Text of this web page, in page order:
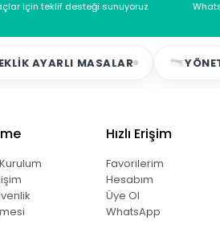
için teklif desteği sunuyoruz
MASALAR YÖNETICI
Hızlı Erişim
Favorilerim
Hesabım
Üye Ol
WhatsApp